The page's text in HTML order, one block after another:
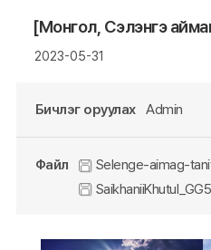
[Монгол, Сэлэнгэ
2023-05-31
Бичлэг оруулах Admin
Файл
Selenge-aimag-